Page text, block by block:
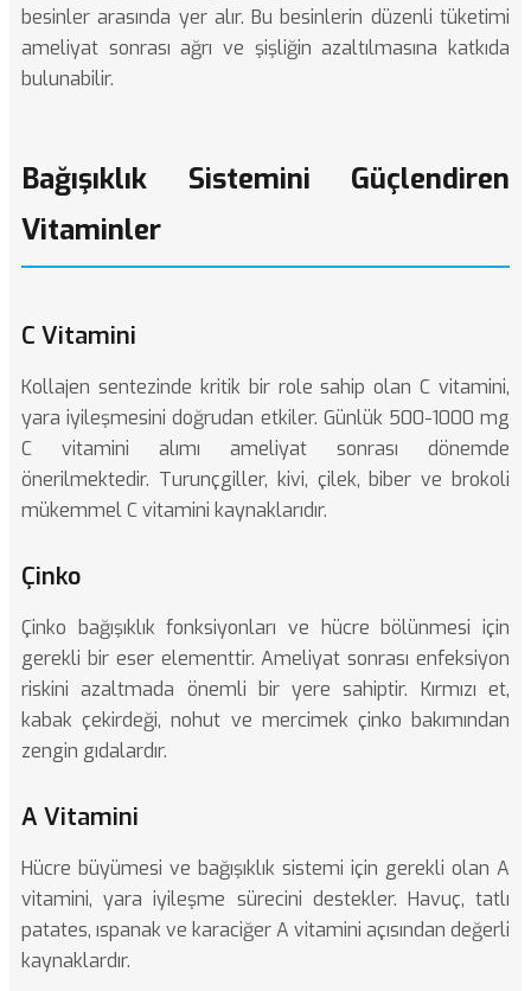
besinler arasında yer alır. Bu besinlerin düzenli tüketimi
ameliyat sonrası ağrı ve şişliğin azaltılmasına katkıda
bulunabilir.
Bağışıklık Sistemini Güçlendiren
Vitaminler
C Vitamini
Kollajen sentezinde kritik bir role sahip olan C vitamini,
yara iyileşmesini doğrudan etkiler. Günlük 500-1000 mg
C vitamini alımı ameliyat sonrası dönemde
önerilmektedir. Turunçgiller, kivi, çilek, biber ve brokoli
mükemmel C vitamini kaynaklarıdır.
Çinko
Çinko bağışıklık fonksiyonları ve hücre bölünmesi için
gerekli bir eser elementtir. Ameliyat sonrası enfeksiyon
riskini azaltmada önemli bir yere sahiptir. Kırmızı et,
kabak çekirdeği, nohut ve mercimek çinko bakımından
zengin gıdalardır.
A Vitamini
Hücre büyümesi ve bağışıklık sistemi için gerekli olan A
vitamini, yara iyileşme sürecini destekler. Havuç, tatlı
patates, ıspanak ve karaciğer A vitamini açısından değerli
kaynaklardır.